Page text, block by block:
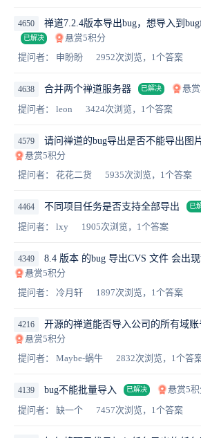
4650 禅道7.2.4版本导出bug，想导入到
已解决
悬赏5积分
提问者： 申盼盼
2952次浏览，1个答案
4638 合并两个禅道服务器 已解决
悬
提问者： leon
3424次浏览，1个答案
4579 请问禅道的bug导出是否不能导出图
悬赏5积分
提问者： 花花二货
5935次浏览，1个答案
4464 不同项目任务是否支持全部导出 已
提问者： lxy
1905次浏览，1个答案
4349 8.4 版本 的bug 导出CVS 文件 会出
悬赏5积分
提问者： 冷月轩
1897次浏览，1个答案
4216 开源的禅道能否导入公司的所有域账
悬赏5积分
提问者： Maybe-蜗牛
2832次浏览，1个答
4139 bug不能批量导入 已解决
悬赏5
提问者： 缺一个
7457次浏览，1个答案